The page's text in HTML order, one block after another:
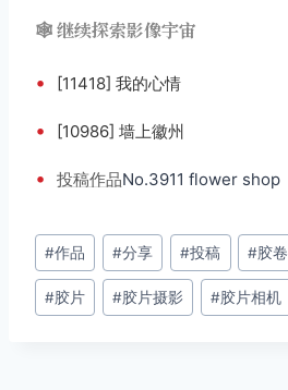
🕸️ 继续探索影像宇宙
• [11418] 我的心情
• [10986] 墙上徽州
• 投稿作品No.3911 flower shop
文
章
标
#作品 #分享 #投稿 #胶卷
#胶片 #胶片摄影 #胶片相机